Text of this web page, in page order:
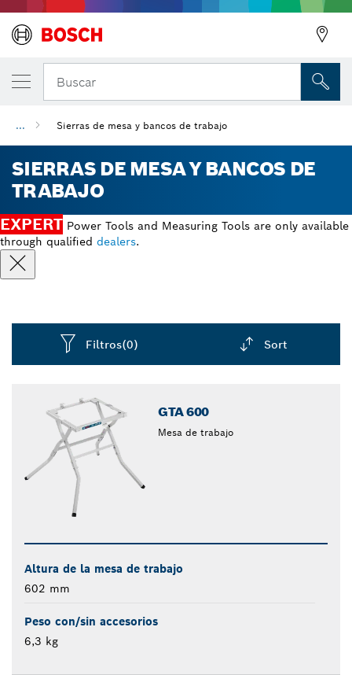
Buscar
... Sierras de mesa y bancos de trabajo
SIERRAS DE MESA Y BANCOS DE
TRABAJO
EXPERT Power Tools and Measuring Tools are only available
through qualified dealers.
Filtros(0) Sort
GTA 600
Mesa de trabajo
Altura de la mesa de trabajo
602 mm
Peso con/sin accesorios
6,3 kg